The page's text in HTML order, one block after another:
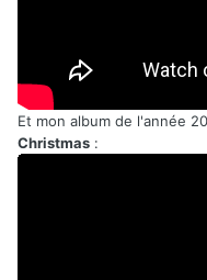
Et mon album de l'année
Christmas :